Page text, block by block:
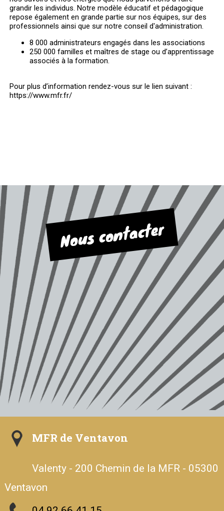
grandir les individus. Notre modèle éducatif et pédagogique
repose également en grande partie sur nos équipes, sur des
professionnels ainsi que sur notre conseil d'administration.
8 000 administrateurs engagés dans les associations
250 000 familles et maîtres de stage ou d’apprentissage
associés à la formation.
Pour plus d’information rendez-vous sur le lien suivant :
https://www.mfr.fr/
Nous contacter
MFR de Ventavon
Valenty - 200 Chemin de la MFR - 05300
Ventavon